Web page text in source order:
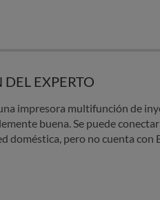
EXPERTO
impresora multifunción de
buena. Se puede
doméstica, pero no cuenta con